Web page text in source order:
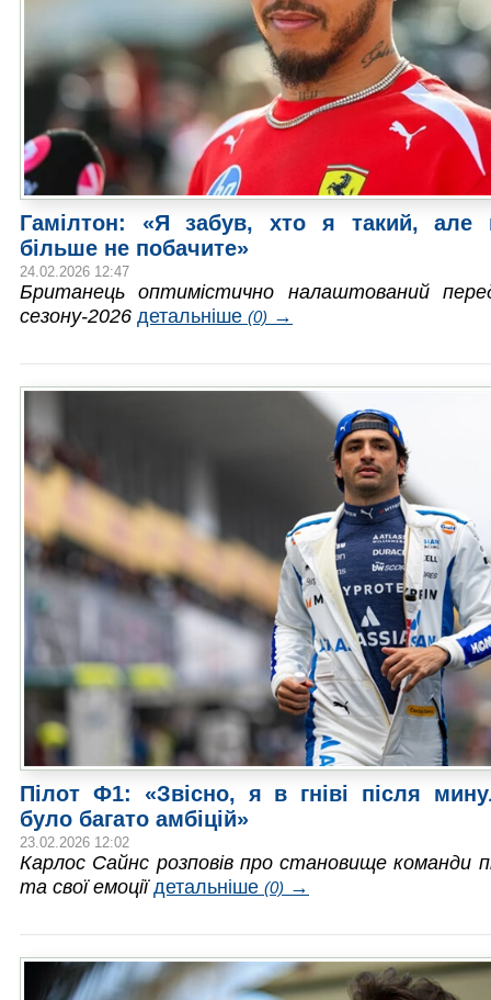
Гамілтон: «Я забув, хто я такий, але
більше не побачите»
24.02.2026 12:47
Британець оптимістично налаштований
сезону-2026 детальніше (0) →
Пілот Ф1: «Звісно, я в гніві після
було багато амбіцій»
23.02.2026 12:02
Карлос Сайнс розповів про становище команди
та свої емоції детальніше (0) →